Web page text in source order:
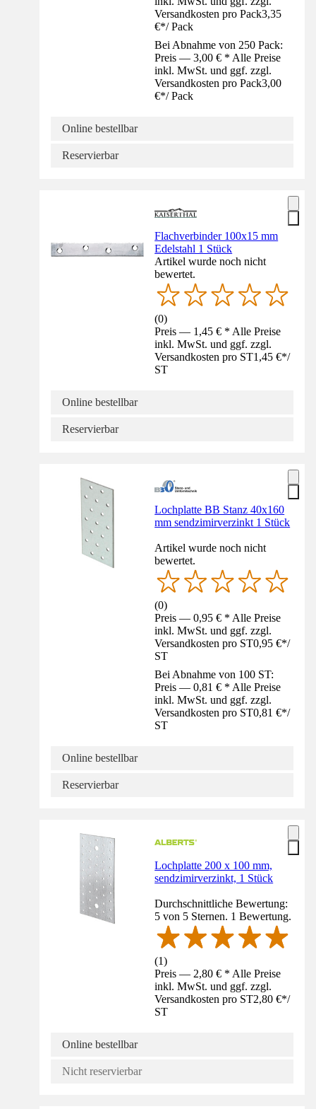
Versandkosten pro Pack3,35
€*/ Pack
Bei Abnahme von 250 Pack:
Preis — 3,00 € * Alle Preise
inkl. MwSt. und ggf. zzgl.
Versandkosten pro Pack3,00
€*/ Pack
Online bestellbar
Reservierbar
Flachverbinder 100x15 mm
Edelstahl 1 Stück
Artikel wurde noch nicht
bewertet.
(0)
Preis — 1,45 € * Alle Preise
inkl. MwSt. und ggf. zzgl.
Versandkosten pro ST1,45 €*/
ST
Online bestellbar
Reservierbar
Lochplatte BB Stanz 40x160
mm sendzimirverzinkt 1 Stück
Artikel wurde noch nicht
bewertet.
(0)
Preis — 0,95 € * Alle Preise
inkl. MwSt. und ggf. zzgl.
Versandkosten pro ST0,95 €*/
ST
Bei Abnahme von 100 ST:
Preis — 0,81 € * Alle Preise
inkl. MwSt. und ggf. zzgl.
Versandkosten pro ST0,81 €*/
ST
Online bestellbar
Reservierbar
Lochplatte 200 x 100 mm,
sendzimirverzinkt, 1 Stück
Durchschnittliche Bewertung:
5 von 5 Sternen. 1 Bewertung.
(1)
Preis — 2,80 € * Alle Preise
inkl. MwSt. und ggf. zzgl.
Versandkosten pro ST2,80 €*/
ST
Online bestellbar
Nicht reservierbar